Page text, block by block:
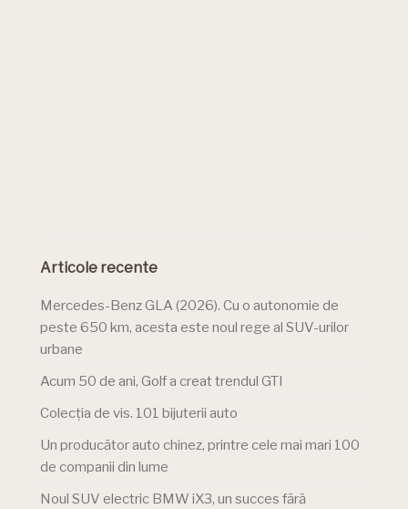
Articole recente
Mercedes-Benz GLA (2026). Cu o autonomie de
peste 650 km, acesta este noul rege al SUV-urilor
urbane
Acum 50 de ani, Golf a creat trendul GTI
Colecția de vis. 101 bijuterii auto
Un producător auto chinez, printre cele mai mari 100
de companii din lume
Noul SUV electric BMW iX3, un succes fără